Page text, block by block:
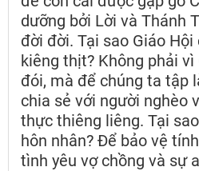
dưỡng bởi Lời và Thánh
đời đời. Tại sao Giáo Hội
kiêng thịt? Không phải
đói, mà để chúng ta tập
chia sẻ với người nghèo
thực thiêng liêng. Tại
hôn nhân? Để bảo vệ
tình yêu vợ chồng và sự